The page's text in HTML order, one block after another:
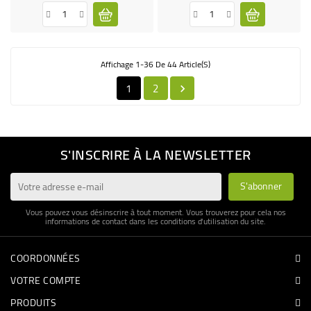
base base
Affichage 1-36 De 44 Article(s)
1 2 
S'INSCRIRE À LA NEWSLETTER
Vous pouvez vous désinscrire à tout moment. Vous trouverez pour cela nos
informations de contact dans les conditions d'utilisation du site.
COORDONNÉES
VOTRE COMPTE
PRODUITS